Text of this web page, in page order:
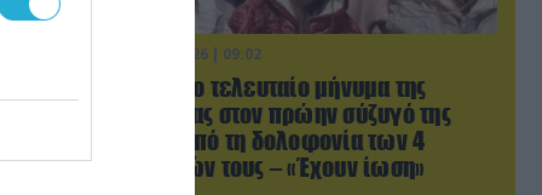
06.08.2026 | 09:02
ΗΠΑ: Το τελευταίο μήνυμα της
μητέρας στον πρώην σύζυγό της
πριν από τη δολοφονία των 4
παιδιών τους – «Έχουν ίωση»